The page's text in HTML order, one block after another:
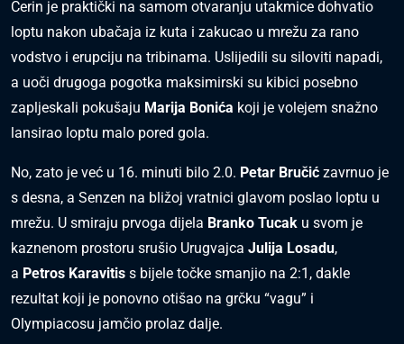
Cerin je praktički na samom otvaranju utakmice dohvatio
loptu nakon ubačaja iz kuta i zakucao u mrežu za rano
vodstvo i erupciju na tribinama. Uslijedili su siloviti napadi,
a uoči drugoga pogotka maksimirski su kibici posebno
zapljeskali pokušaju Marija Bonića koji je volejem snažno
lansirao loptu malo pored gola.
No, zato je već u 16. minuti bilo 2.0. Petar Bručić zavrnuo je
s desna, a Senzen na bližoj vratnici glavom poslao loptu u
mrežu. U smiraju prvoga dijela Branko Tucak u svom je
kaznenom prostoru srušio Urugvajca Julija Losadu,
a Petros Karavitis s bijele točke smanjio na 2:1, dakle
rezultat koji je ponovno otišao na grčku “vagu” i
Olympiacosu jamčio prolaz dalje.